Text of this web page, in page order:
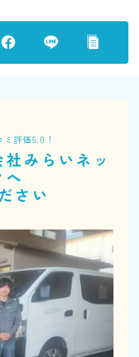
評価5.0！
みらいネッ
へ
さい